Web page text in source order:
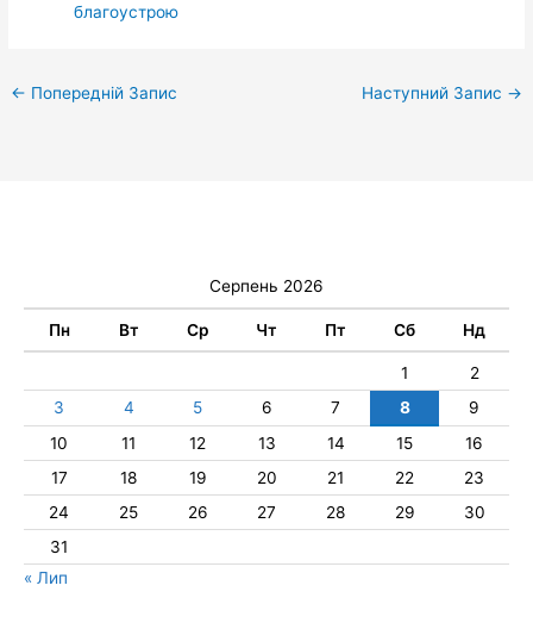
благоустрою
← Попередній Запис Наступний Запис →
Серпень 2026
Пн Вт Ср Чт Пт Сб Нд
1
2
3
4 5 6 7 8
9
10
11 12 13 14 15
16
17
18 19 20 21 22
23
24
25 26 27 28 29
30
31
« Лип